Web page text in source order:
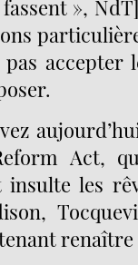
»,
accepter
Act,
les
renaître